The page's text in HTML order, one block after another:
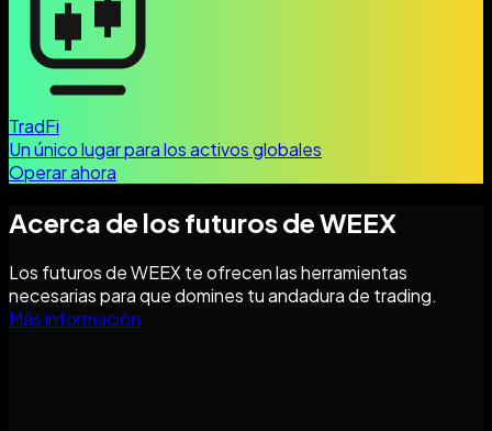
TradFi
Un único lugar para los activos globales
Operar ahora
Acerca de los futuros de WEEX
Los futuros de WEEX te ofrecen las herramientas
necesarias para que domines tu andadura de trading.
Más información